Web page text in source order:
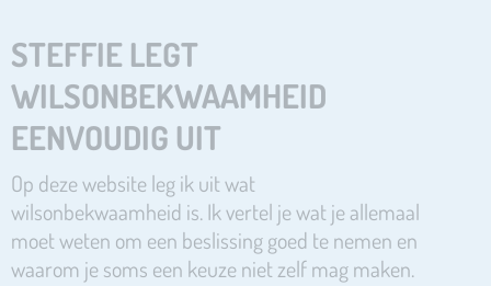
STEFFIE LEGT
WILSONBEKWAAMHEID
EENVOUDIG UIT
Op deze website leg ik uit wat
wilsonbekwaamheid is. Ik vertel je wat je allemaal
moet weten om een beslissing goed te nemen en
waarom je soms een keuze niet zelf mag maken.